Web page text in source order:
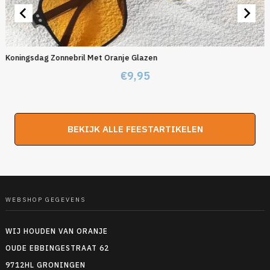
Koningsdag Zonnebril Met Oranje Glazen
€9,95
BEKIJK ALLE FEESTARTIKELEN
WEBSHOP GEGEVENS
WIJ HOUDEN VAN ORANJE
OUDE EBBINGESTRAAT 62
9712HL GRONINGEN